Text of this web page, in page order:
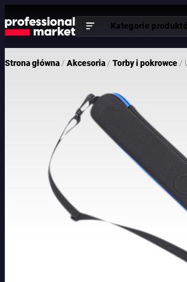
Kategorie
Strona główna/ Akcesoria/ Torby i pokrowce/